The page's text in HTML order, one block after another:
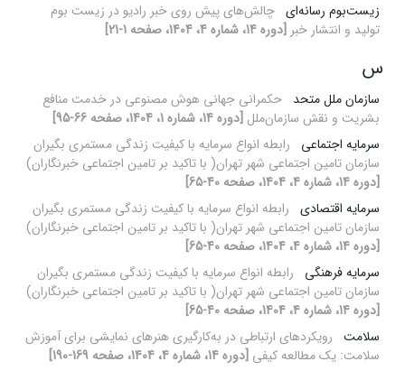
زیست‌بوم رسانه‌ای چالش‌های پیش روی خبر رادیو در زیست بوم
تولید و انتشار خبر [دوره 14، شماره 4، 1404، صفحه 1-21]
س
سازمان ملل متحد حکمرانی جهانی هوش مصنوعی در خدمت منافع
بشریت و نقش سازمان‌ملل [دوره 14، شماره 1، 1404، صفحه 66-95]
سرمایه اجتماعی
رابطه انواع سرمایه با کیفیت زندگی مستمری بگیران
سازمان تامین اجتماعی شهر تهران( با تاکید بر تامین اجتماعی خبرنگاران)
[دوره 14، شماره 4، 1404، صفحه 40-65]
سرمایه اقتصادی رابطه انواع سرمایه با کیفیت زندگی مستمری بگیران
سازمان تامین اجتماعی شهر تهران( با تاکید بر تامین اجتماعی خبرنگاران)
[دوره 14، شماره 4، 1404، صفحه 40-65]
سرمایه فرهنگی
رابطه انواع سرمایه با کیفیت زندگی مستمری بگیران
سازمان تامین اجتماعی شهر تهران( با تاکید بر تامین اجتماعی خبرنگاران)
[دوره 14، شماره 4، 1404، صفحه 40-65]
سلامت رویکردهای ارتباطی در به‌کارگیری هنرهای نمایشی برای آموزش
سلامت: یک مطالعه کیفی [دوره 14، شماره 4، 1404، صفحه 169-190]